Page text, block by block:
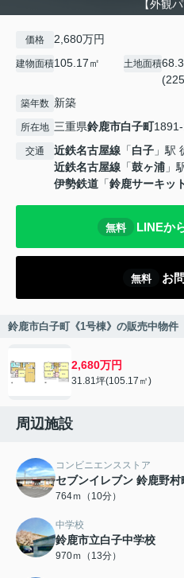
【外観
価格 2,680万円
建物面積105.17㎡ 土地面積
築年数 新築
所在地 三重県鈴鹿市白子町
交通 近鉄名古屋線 「白子 」駅
近鉄名古屋線 「鼓ヶ浦 」
伊勢鉄道 「鈴鹿サーキッ
無料 LINEか
無料 お
鈴鹿市白子町《1号棟》の販売中物件
2,680万円
31.81坪(105.17㎡)
周辺施設
コンビニエンスストア
セブンイレブン 鈴鹿野村
764ｍ（10分）
中学校
鈴鹿市立白子中学校
970ｍ（13分）